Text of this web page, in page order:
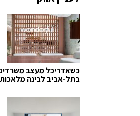
כשאדריכל מעצב
בתל-אביב לבינה